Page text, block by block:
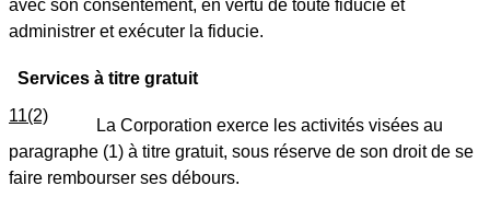
avec son consentement, en vertu de toute fiducie et
administrer et exécuter la fiducie.
Services à titre gratuit
11(2)
La Corporation exerce les activités visées au
paragraphe (1) à titre gratuit, sous réserve de son droit de se
faire rembourser ses débours.